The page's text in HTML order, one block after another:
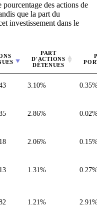
des actions de
que la part du
investissement dans le
PART
D'ACTIONS
DÉTENUES
3.10%
2.86%
2.06%
1.31%
1.21%